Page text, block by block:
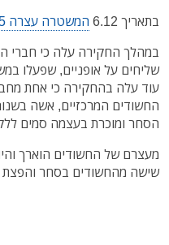
בתאריך 6.12
המשטרה עצרה 5 מעורבים
במהלך החקירה עלה כי חברי
שליחים על אופניים, שפעלו
עוד עלה בהחקירה כי אחת
הסחר ומוכרת בעצמה סמים
מעצרם של החשודים הוארך
שישה מהחשודים בסחר